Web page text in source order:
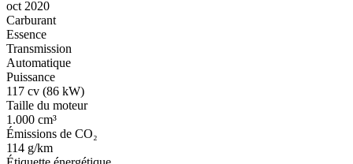
oct 2020
Carburant
Essence
Transmission
Automatique
Puissance
117 cv (86 kW)
Taille du moteur
1.000 cm³
Émissions de CO₂
114 g/km